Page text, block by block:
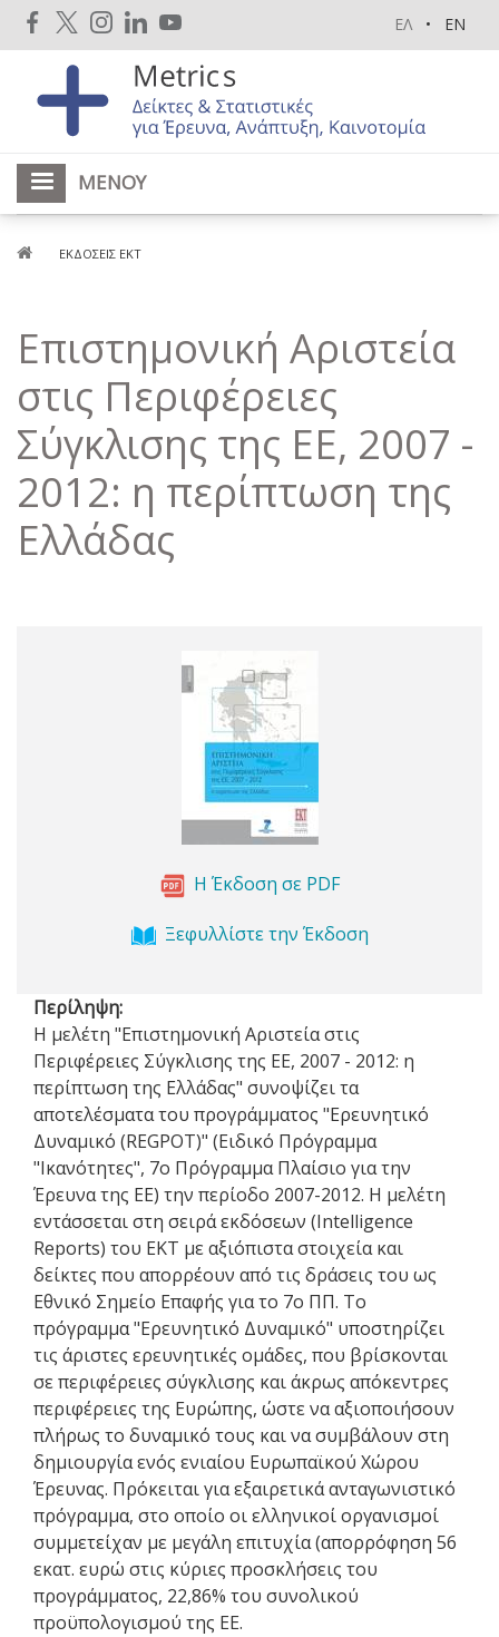
Παράκαμψη
προς
κυρίως
ΕΛ EN
ΜΕΝΟΎ
Breadcrumb
ΕΚΔΌΣΕΙΣ ΕΚΤ
Επιστημονική Αριστεία
στις Περιφέρειες
Σύγκλισης της ΕΕ, 2007 -
2012: η περίπτωση της
Ελλάδας
Η Έκδοση σε PDF
Ξεφυλλίστε την Έκδοση
Περίληψη:
Η μελέτη "Επιστημονική Αριστεία στις
Περιφέρειες Σύγκλισης της ΕΕ, 2007 - 2012: η
περίπτωση της Ελλάδας" συνοψίζει τα
αποτελέσματα του προγράμματος "Ερευνητικό
Δυναμικό (REGPOT)" (Ειδικό Πρόγραμμα
"Ικανότητες", 7ο Πρόγραμμα Πλαίσιο για την
Έρευνα της ΕΕ) την περίοδο 2007-2012. Η μελέτη
εντάσσεται στη σειρά εκδόσεων (Intelligence
Reports) του ΕΚΤ με αξιόπιστα στοιχεία και
δείκτες που απορρέουν από τις δράσεις του ως
Εθνικό Σημείο Επαφής για το 7ο ΠΠ. Το
πρόγραμμα "Ερευνητικό Δυναμικό" υποστηρίζει
τις άριστες ερευνητικές ομάδες, που βρίσκονται
σε περιφέρειες σύγκλισης και άκρως απόκεντρες
περιφέρειες της Ευρώπης, ώστε να αξιοποιήσουν
πλήρως το δυναμικό τους και να συμβάλουν στη
δημιουργία ενός ενιαίου Ευρωπαϊκού Χώρου
Έρευνας. Πρόκειται για εξαιρετικά ανταγωνιστικό
πρόγραμμα, στο οποίο οι ελληνικοί οργανισμοί
συμμετείχαν με μεγάλη επιτυχία (απορρόφηση 56
εκατ. ευρώ στις κύριες προσκλήσεις του
προγράμματος, 22,86% του συνολικού
προϋπολογισμού της ΕΕ.